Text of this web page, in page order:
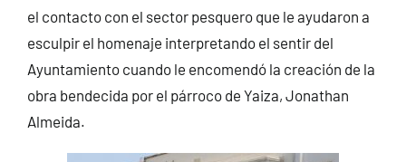
el contacto con el sector pesquero que le ayudaron a
esculpir el homenaje interpretando el sentir del
Ayuntamiento cuando le encomendó la creación de la
obra bendecida por el párroco de Yaiza, Jonathan
Almeida.